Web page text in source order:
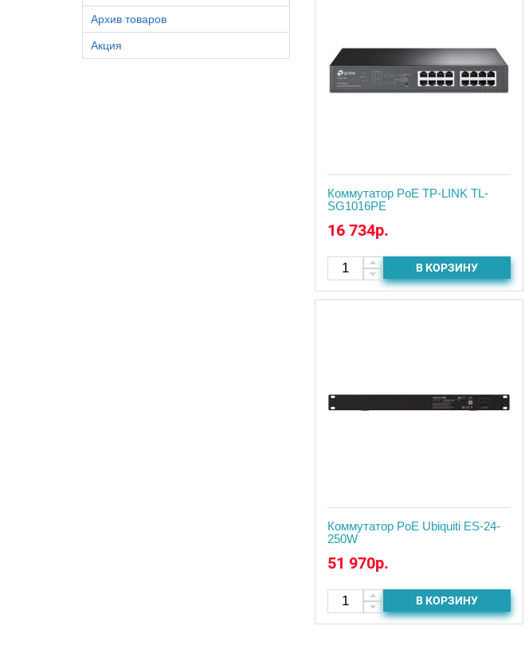
Архив товаров
Акция
Коммутатор PoE TP-LINK TL-
SG1016PE
16 734р.
В КОРЗИНУ
Коммутатор PoE Ubiquiti ES-24-
250W
51 970р.
В КОРЗИНУ